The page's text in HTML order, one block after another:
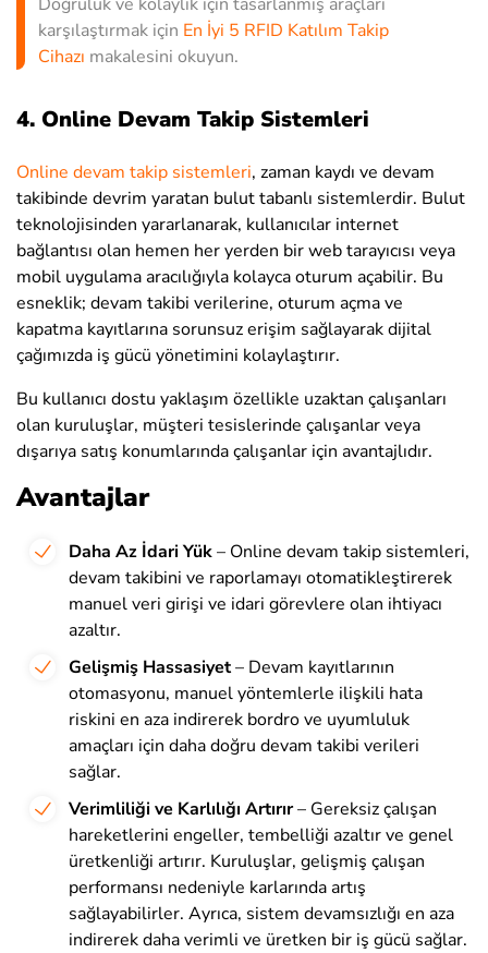
karşılaştırmak için En İyi 5 RFID Katılım Takip
Cihazı makalesini okuyun.
4. Online Devam Takip Sistemleri
Online devam takip sistemleri, zaman kaydı ve devam
takibinde devrim yaratan bulut tabanlı sistemlerdir. Bulut
teknolojisinden yararlanarak, kullanıcılar internet
bağlantısı olan hemen her yerden bir web tarayıcısı veya
mobil uygulama aracılığıyla kolayca oturum açabilir. Bu
esneklik; devam takibi verilerine, oturum açma ve
kapatma kayıtlarına sorunsuz erişim sağlayarak dijital
çağımızda iş gücü yönetimini kolaylaştırır.
Bu kullanıcı dostu yaklaşım özellikle uzaktan çalışanları
olan kuruluşlar, müşteri tesislerinde çalışanlar veya
dışarıya satış konumlarında çalışanlar için avantajlıdır.
Avantajlar
Daha Az İdari Yük– Online devam takip sistemleri,
devam takibini ve raporlamayı otomatikleştirerek
manuel veri girişi ve idari görevlere olan ihtiyacı
azaltır.
Gelişmiş Hassasiyet– Devam kayıtlarının
otomasyonu, manuel yöntemlerle ilişkili hata
riskini en aza indirerek bordro ve uyumluluk
amaçları için daha doğru devam takibi verileri
sağlar.
Verimliliği ve Karlılığı Artırır– Gereksiz çalışan
hareketlerini engeller, tembelliği azaltır ve genel
üretkenliği artırır. Kuruluşlar, gelişmiş çalışan
performansı nedeniyle karlarında artış
sağlayabilirler. Ayrıca, sistem devamsızlığı en aza
indirerek daha verimli ve üretken bir iş gücü sağlar.